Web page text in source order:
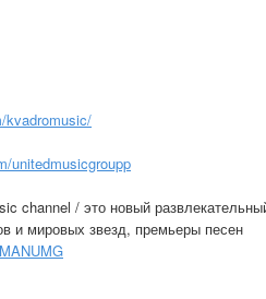
kvadromusic/
unitedmusicgroupp
channel / это новый
и мировых звезд, премьеры песен